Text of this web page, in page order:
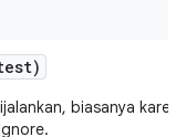
biasanya